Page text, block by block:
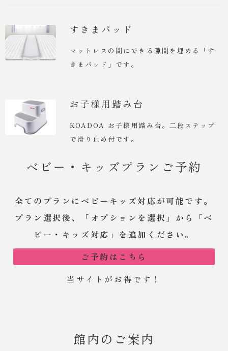
すきまパッド
マットレスの間にできる隙間を埋める「す
きまパッド」です。
お子様用踏み台
KOADOA お子様用踏み台。二段ステップ
で滑り止め付です。
ベビー・キッズプランご予約
全てのプランにベビーキッズ対応が可能です。
プラン選択後、「オプションを選択」から「ベ
ビー・キッズ対応」を追加ください。
ご予約はこちら
当サイトがお得です！
館内のご案内